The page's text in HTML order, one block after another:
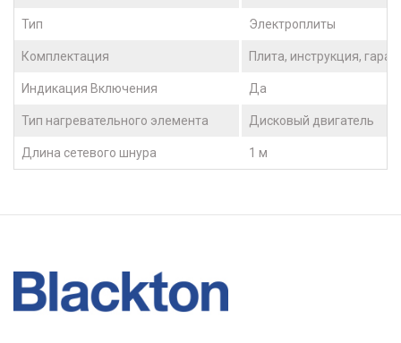
Тип Электроплиты
Комплектация Плита, инструкция,
Индикация Включения Да
Тип нагревательного элемента Дисковый двигатель
Длина сетевого шнура 1 м